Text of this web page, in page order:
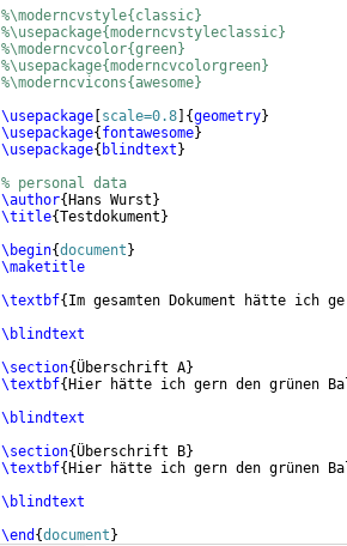
%\moderncvstyle{classic}
%\usepackage{moderncvstyleclassic}
%\moderncvcolor{green}
%\usepackage{moderncvcolorgreen}
%\moderncvicons{awesome}
\usepackage scale=0.8 {geometry}
\usepackage{ fontawesome}
\usepackage{ blindtext }
% personal data
\author{ Hans Wurst }
\title{Testdokument }
\begin{document }
\maketitle
\textbf{ Im gesamten Dokument hätte ich
\blindtext
\section{Überschrift A}
\textbf{ Hier hätte ich gern den grünen
\blindtext
\section{Überschrift B}
\textbf{ Hier hätte ich gern den grünen
\blindtext
\end {document }